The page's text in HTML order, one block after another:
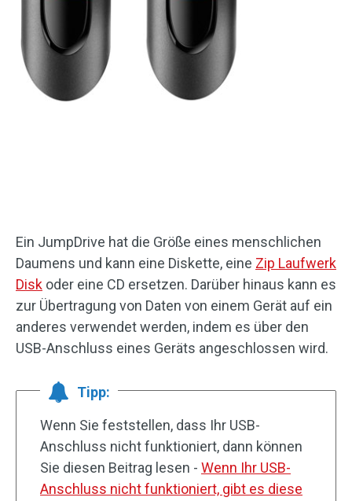
Ein JumpDrive hat die Größe eines menschlichen
Daumens und kann eine Diskette, eine Zip Laufwerk
Disk oder eine CD ersetzen. Darüber hinaus kann es
zur Übertragung von Daten von einem Gerät auf ein
anderes verwendet werden, indem es über den
USB-Anschluss eines Geräts angeschlossen wird.
Tipp:
Wenn Sie feststellen, dass Ihr USB-
Anschluss nicht funktioniert, dann können
Sie diesen Beitrag lesen - Wenn Ihr USB-
Anschluss nicht funktioniert, gibt es diese